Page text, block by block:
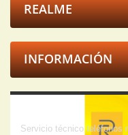
REALME
INFORMACIÓN
Servicio técnico teléfonos